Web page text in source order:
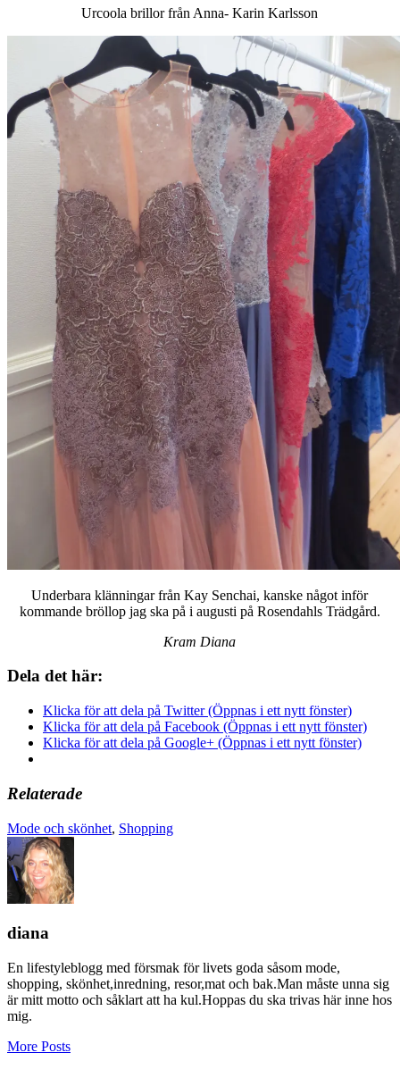
Urcoola brillor från Anna- Karin Karlsson
Underbara klänningar från Kay Senchai, kanske något inför
kommande bröllop jag ska på i augusti på Rosendahls Trädgård.
Kram Diana
Dela det här:
Klicka för att dela på Twitter (Öppnas i ett nytt fönster)
Klicka för att dela på Facebook (Öppnas i ett nytt fönster)
Klicka för att dela på Google+ (Öppnas i ett nytt fönster)
Relaterade
Mode och skönhet, Shopping
diana
En lifestyleblogg med försmak för livets goda såsom mode,
shopping, skönhet,inredning, resor,mat och bak.Man måste unna sig
är mitt motto och såklart att ha kul.Hoppas du ska trivas här inne hos
mig.
More Posts